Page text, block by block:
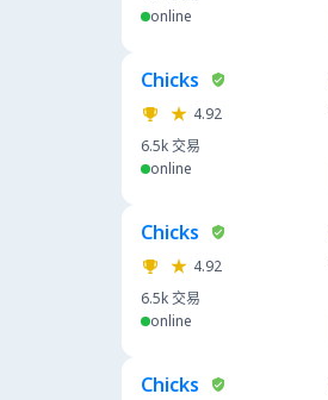
online
Chicks
4.92
6.5k交易
online
Chicks
4.92
6.5k交易
online
Chicks